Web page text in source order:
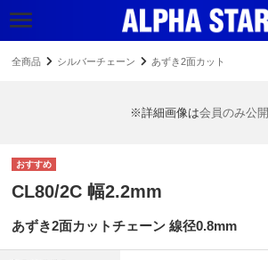
全商品 シルバーチェーン あずき2面カット
※詳細画像は会員のみ公開
CL80/2C 幅2.2mm
あずき2面カットチェーン 線径0.8mm